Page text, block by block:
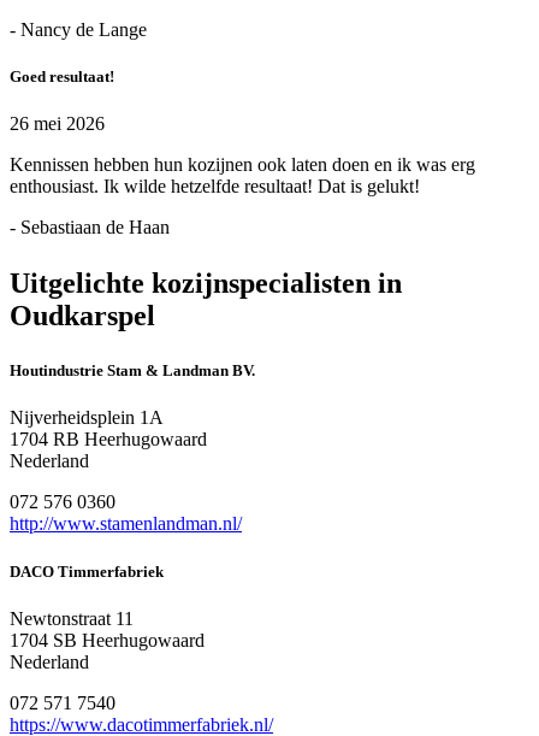
- Nancy de Lange
Goed resultaat!
26 mei 2026
Kennissen hebben hun kozijnen ook laten doen en ik was erg
enthousiast. Ik wilde hetzelfde resultaat! Dat is gelukt!
- Sebastiaan de Haan
Uitgelichte kozijnspecialisten in
Oudkarspel
Houtindustrie Stam & Landman BV.
Nijverheidsplein 1A
1704 RB Heerhugowaard
Nederland
072 576 0360
http://www.stamenlandman.nl/
DACO Timmerfabriek
Newtonstraat 11
1704 SB Heerhugowaard
Nederland
072 571 7540
https://www.dacotimmerfabriek.nl/